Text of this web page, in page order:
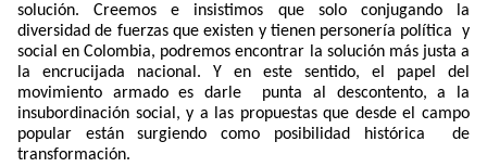
solución. Creemos e insistimos que solo conjugando la
diversidad de fuerzas que existen y tienen personería política
y
social en Colombia, podremos encontrar la solución más justa a
la encrucijada nacional. Y en este sentido, el papel del
movimiento armado es darle
punta al descontento, a la
insubordinación social, y a las propuestas que desde el campo
popular están surgiendo como posibilidad histórica
de
transformación.